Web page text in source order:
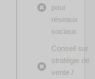
pour
réseaux
sociaux
Conseil sur
stratégie de
vente /